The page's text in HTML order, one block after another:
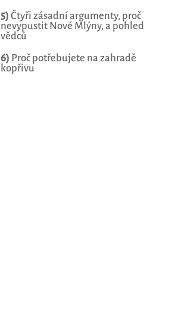
5) Čtyři zásadní argumenty, proč
nevypustit Nové Mlýny, a pohled
vědců
6) Proč potřebujete na zahradě
kopřivu